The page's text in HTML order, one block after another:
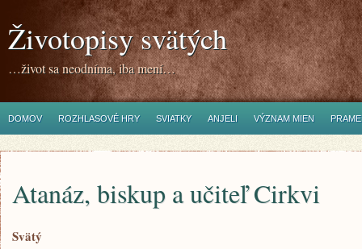
Životopisy svätých
…život sa neodníma, iba mení…
DOMOV ROZHLASOVÉ HRY SVIATKY ANJELI VÝZNAM MIEN
Atanáz, biskup a učiteľ Cirkvi
Svätý